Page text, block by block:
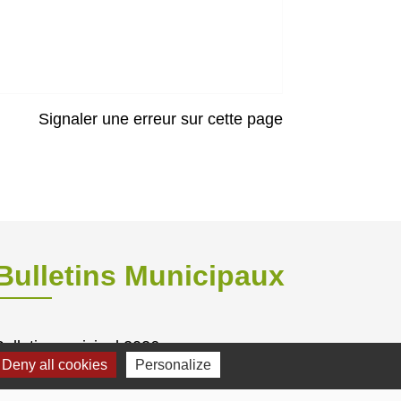
Signaler une erreur sur cette page
Municipaux
municipal 2026
municipal 2025
municipal 2024
Deny all cookies Personalize